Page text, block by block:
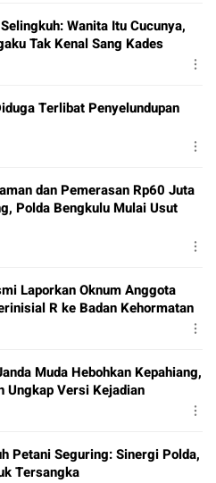
Wanita Itu Cucunya,
Tak Kenal Sang Kades
Terlibat Penyelundupan
dan Pemerasan Rp60 Juta
Polda Bengkulu Mulai Usut
Laporkan Oknum Anggota
R ke Badan Kehormatan
Muda Hebohkan Kepahiang,
Ungkap Versi Kejadian
Petani Seguring: Sinergi Polda,
Tersangka